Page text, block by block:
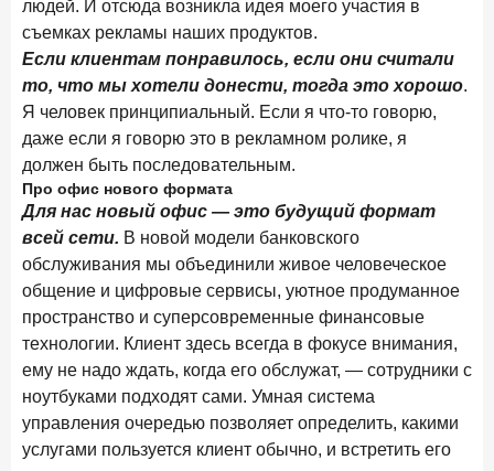
Не по цене, а по ценности: как россияне выбирали
подписки в 2025 году?
Бизнес на маркетплейсах: новичкам здесь больше не
6 февраля 2026 года
По итогам января 2026 года объем выдач кредитов
составил 822,8 млрд руб.
2 февраля 2026 года ИССЛЕДОВАНИЕ
Premium Banking в 2025 году: портрет клиента, тренды
и стратегии банков
30 января 2026 года ИССЛЕДОВАНИЕ
Главные «болевые точки» бизнеса при открытии
расчетного счета в банках
26 января 2026 года ИССЛЕДОВАНИЕ
людей. И отсюда возникла идея моего участия в
съемках рекламы наших продуктов.
Если клиентам понравилось, если они считали
то, что мы хотели донести, тогда это хорошо.
Я человек принципиальный. Если я что-то говорю,
даже если я говорю это в рекламном ролике, я
должен быть последовательным.
Про офис нового формата
Для нас новый офис — это будущий формат
всей сети. В новой модели банковского
обслуживания мы объединили живое человеческое
общение и цифровые сервисы, уютное продуманное
пространство и суперсовременные финансовые
технологии. Клиент здесь всегда в фокусе внимания,
ему не надо ждать, когда его обслужат, — сотрудники с
ноутбуками подходят сами. Умная система
управления очередью позволяет определить, какими
услугами пользуется клиент обычно, и встретить его